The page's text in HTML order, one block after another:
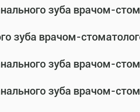
зуба врачом-
зуба врачом-
зуба врачом-
зуба врачом-